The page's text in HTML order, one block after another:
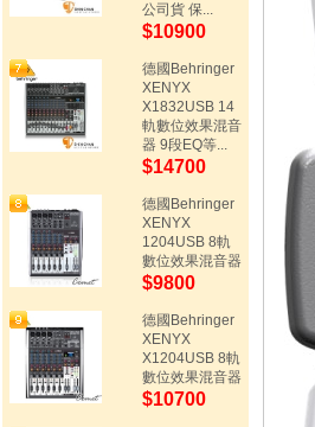
公司貨 保...
$10900
德國Behringer
XENYX
X1832USB 14
軌數位效果混音
器 9段EQ等...
$14700
德國Behringer
XENYX
1204USB 8軌
數位效果混音器
$9800
德國Behringer
XENYX
X1204USB 8軌
數位效果混音器
$10700